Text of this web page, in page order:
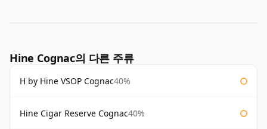
Hine Cognac의 다른 주류
H by Hine VSOP Cognac40%
Hine Cigar Reserve Cognac40%